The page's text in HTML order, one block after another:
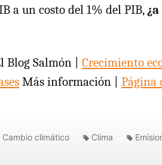
a un costo del 1% del PIB,
Blog Salmón | Crecimiento
Más información | Página
Cambio climático Clima